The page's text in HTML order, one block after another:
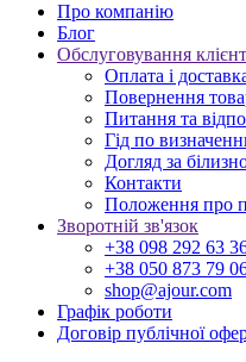
Про компанію
Блог
Обслуговування
Оплата і
Повернення
Питання та
Гід по
Догляд за
Контакти
Положення про
Зворотній зв'язок
+38 098 292 63
+38 050 873 79
shop@ajour.com
Графік роботи
Договір публічної